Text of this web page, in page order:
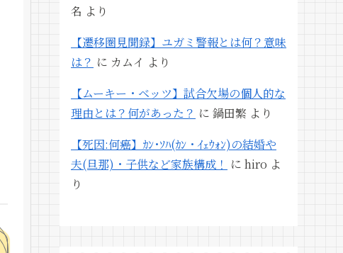
名 より
【遷移圏見聞録】ユガミ警報とは何？意味
は？ に カムイ より
【ムーキー・ベッツ】試合欠場の個人的な
理由とは？何があった？ に 鍋田繁 より
【死因:何癌】ｶﾝ･ｿﾊ(ｶﾝ・ｲｪｳｫﾝ)の結婚や
夫(旦那)・子供など家族構成！ に hiro よ
り